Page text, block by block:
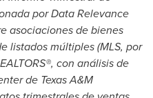
por Data Relevance
asociaciones de bienes
listados múltiples (MLS, por
con análisis de
de Texas A&M